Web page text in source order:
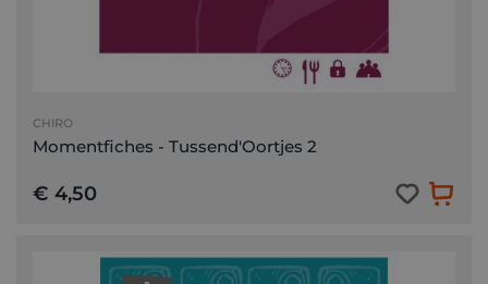
CHIRO
Momentfiches - Tussend'Oortjes 2
€ 4,50